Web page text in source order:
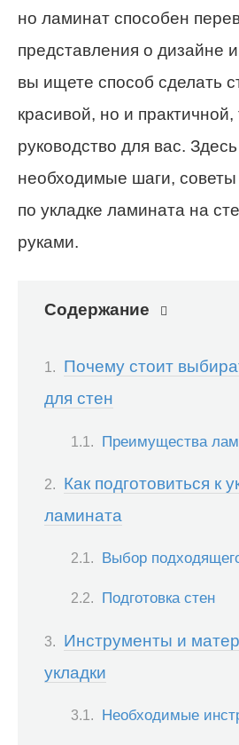
но ламинат способен
представления о дизайне
вы ищете способ сделать
красивой, но и практичной,
руководство для вас.
необходимые шаги,
по укладке ламината на
руками.
Содержание
Почему стоит
для стен
Преимущества
Как подготовиться к
ламината
Выбор
Подготовка стен
Инструменты и
укладки
Необходимые